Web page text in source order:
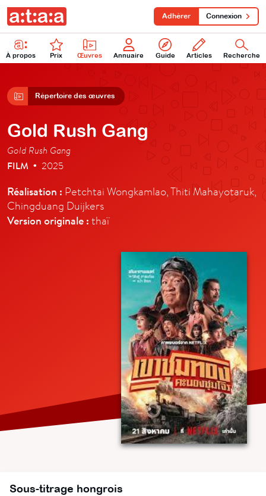
À propos Prix Œuvres Annuaire Guide Articles Recherche
Adhérer Connexion
Répertoire des œuvres
Gold Rush Gang
Gold Rush Gang
FILM • 2025
Réalisation : Petchtai Wongkamlao, Thiti Mahayotaruk,
Chingduang Duijkers
Version originale : thaï
Sous-titrage hongrois